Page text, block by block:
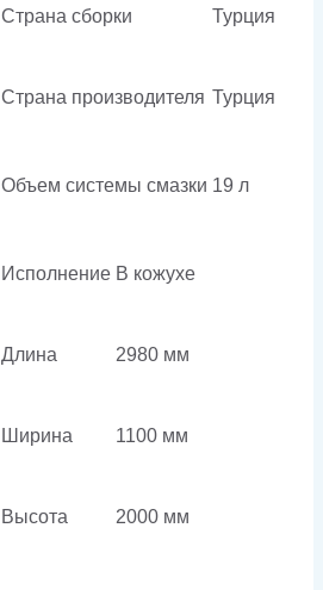
Страна сборки Турция
Страна производителя Турция
Объем системы смазки 19 л
Исполнение В кожухе
Длина 2980 мм
Ширина 1100 мм
Высота 2000 мм